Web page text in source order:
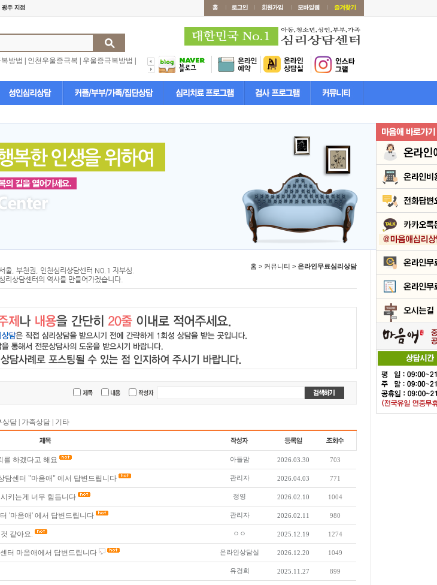
방법 인천우울증극복 우울증극복방법
울, 부천권, 인천심리상담센터 N0.1 자부심.
리상담센터의 역사를 만들어가겠습니다.
홈 > 커뮤니티 > 온라인무료심리상담
상담 가족상담 기타
를 하겠다고 해요 아들맘 2026.03.30 703
담센터 "마음애" 에서 답변드립니다 관리자 2026.04.03 771
키는게 너무 힘듭니다 정영 2026.02.10 1004
'마음애' 에서 답변드립니다 관리자 2026.02.11 980
같아요. ㅇㅇ 2025.12.19 1274
터 마음애에서 답변드립니다 온라인상담실 2026.12.20 1049
유경희 2025.11.27 899